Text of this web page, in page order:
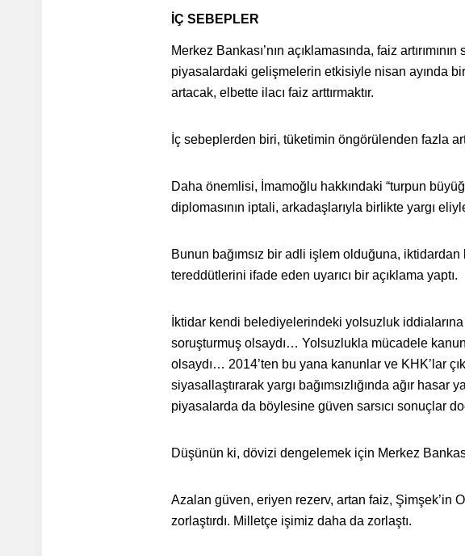
İÇ SEBEPLER
Merkez Bankası’nın açıklamasında, faiz
piyasalardaki gelişmelerin etkisiyle nisan ayında
artacak, elbette ilacı faiz arttırmaktır.
İç sebeplerden biri, tüketimin öngörülenden fazla
Daha önemlisi, İmamoğlu hakkındaki “turpun
diplomasının iptali, arkadaşlarıyla birlikte yargı
Bunun bağımsız bir adli işlem olduğuna,
tereddütlerini ifade eden uyarıcı bir açıklama yaptı.
İktidar kendi belediyelerindeki yolsuzluk
soruşturmuş olsaydı… Yolsuzlukla mücadele
olsaydı… 2014’ten bu yana kanunlar ve KHK’lar
siyasallaştırarak yargı bağımsızlığında ağır
piyasalarda da böylesine güven sarsıcı sonuçlar
Düşünün ki, dövizi dengelemek için Merkez
Azalan güven, eriyen rezerv, artan faiz, Şimşek’in
zorlaştırdı. Milletçe işimiz daha da zorlaştı.